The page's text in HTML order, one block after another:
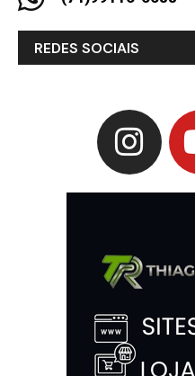
REDES SOCIAIS